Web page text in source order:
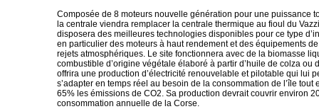
Composée de 8 moteurs nouvelle génération pour une puissance
la centrale viendra remplacer la centrale thermique au fioul du
disposera des meilleures technologies disponibles pour ce type
en particulier des moteurs à haut rendement et des équipements
rejets atmosphériques. Le site fonctionnera avec de la biomasse
combustible d’origine végétale élaboré à partir d’huile de colza ou
offrira une production d’électricité renouvelable et pilotable qui lui
s’adapter en temps réel au besoin de la consommation de l’île tout
65% les émissions de CO2. Sa production devrait couvrir environ
consommation annuelle de la Corse.